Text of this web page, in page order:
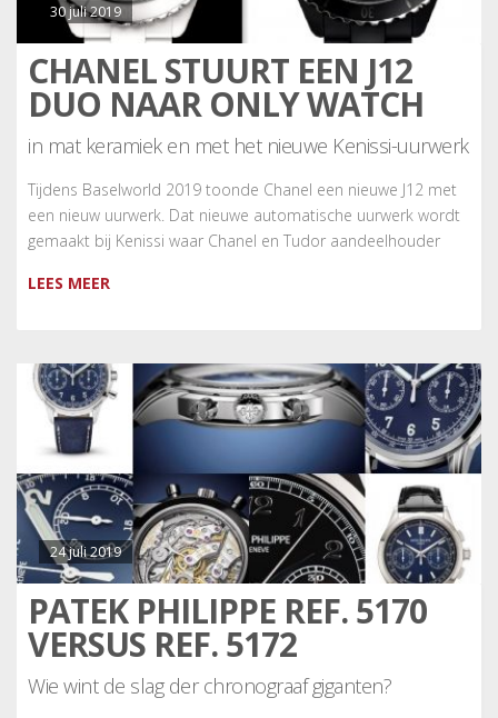
30 juli 2019
CHANEL STUURT EEN J12
DUO NAAR ONLY WATCH
in mat keramiek en met het nieuwe Kenissi-uurwerk
Tijdens Baselworld 2019 toonde Chanel een nieuwe J12 met
een nieuw uurwerk. Dat nieuwe automatische uurwerk wordt
gemaakt bij Kenissi waar Chanel en Tudor aandeelhouder
LEES MEER
24 juli 2019
PATEK PHILIPPE REF. 5170
VERSUS REF. 5172
Wie wint de slag der chronograaf giganten?